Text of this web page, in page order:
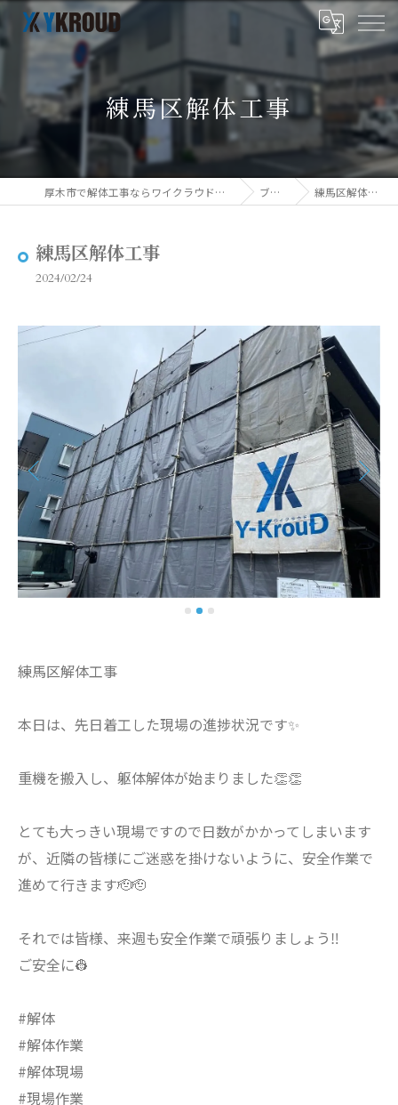
練馬区解体工事
厚木市で解体工事ならワイクラウド株式会社 ブログ 練馬区解体工事
練馬区解体工事
2024/02/24
練馬区解体工事
本日は、先日着工した現場の進捗状況です✨
重機を搬入し、躯体解体が始まりました👏👏
とても大っきい現場ですので日数がかかってしまいます
が、近隣の皆様にご迷惑を掛けないように、安全作業で
進めて行きます🫡🫡
それでは皆様、来週も安全作業で頑張りましょう‼️
ご安全に👷
#解体
#解体作業
#解体現場
#現場作業